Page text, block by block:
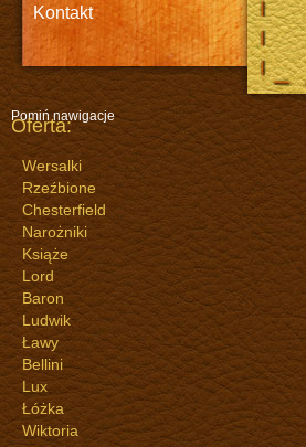
Pomiń nawigacje
Kontakt
Oferta:
Wersalki
Rzeźbione
Chesterfield
Narożniki
Książe
Lord
Baron
Ludwik
Ławy
Bellini
Lux
Łóżka
Wiktoria